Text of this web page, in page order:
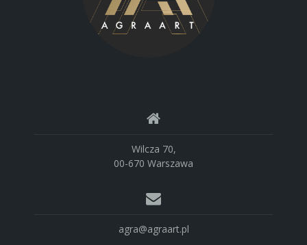
Wilcza 70,
00-670 Warszawa
agra@agraart.pl